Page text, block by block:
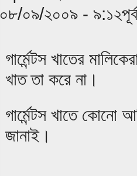
০৮/০৯/২০০৯ -
গার্মেন্টস খাতের
খাত তা করে না।
গার্মেন্টস খাতে কোনো
জানাই।